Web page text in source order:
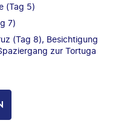
(Tag 5)
7)
(Tag 8), Besichtigung
zur Tortuga